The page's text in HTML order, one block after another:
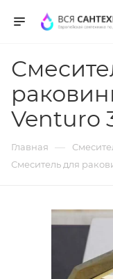
Venturo
Главная —
Смеситель для